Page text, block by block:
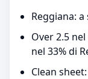
Reggiana:
Over 2.5
nel 33% di
Clean